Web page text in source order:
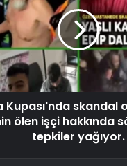
Kupası'nda skandal
ölen işçi hakkında
tepkiler yağıyor.